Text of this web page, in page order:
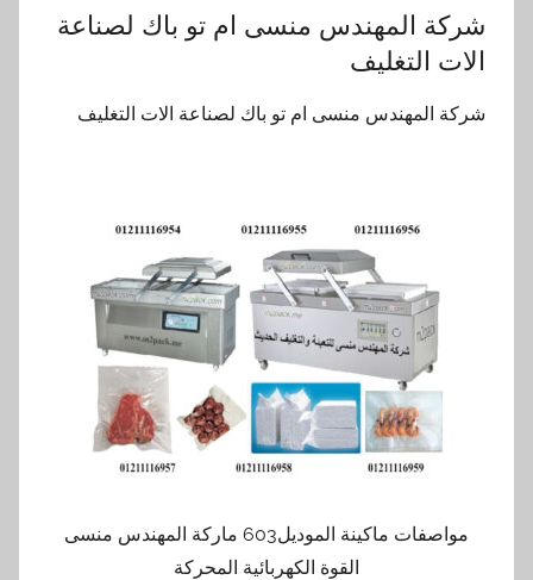
‏‏شركة المهندس منسى ام تو باك لصناعة
الات التغليف
‏‏شركة المهندس منسى ام تو باك لصناعة الات التغليف
مواصفات ماكينة الموديل603 ماركة المهندس منسى
القوة الكهربائية المحركة